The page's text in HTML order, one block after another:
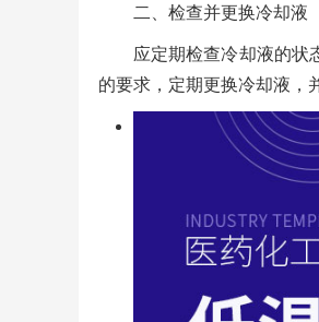
二、检查并更换冷却液
应定期检查冷却液的状
的要求，定期更换冷却液，